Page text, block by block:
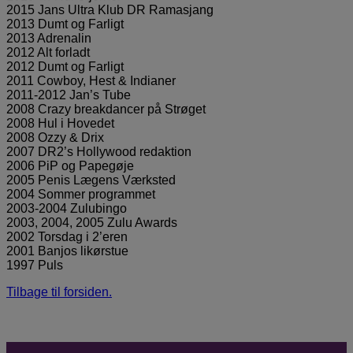
2015 Jans Ultra Klub DR Ramasjang
2013 Dumt og Farligt
2013 Adrenalin
2012 Alt forladt
2012 Dumt og Farligt
2011 Cowboy, Hest & Indianer
2011-2012 Jan’s Tube
2008 Crazy breakdancer på Strøget
2008 Hul i Hovedet
2008 Ozzy & Drix
2007 DR2’s Hollywood redaktion
2006 PiP og Papegøje
2005 Penis Lægens Værksted
2004 Sommer programmet
2003-2004 Zulubingo
2003, 2004, 2005 Zulu Awards
2002 Torsdag i 2’eren
2001 Banjos likørstue
1997 Puls
Tilbage til forsiden.